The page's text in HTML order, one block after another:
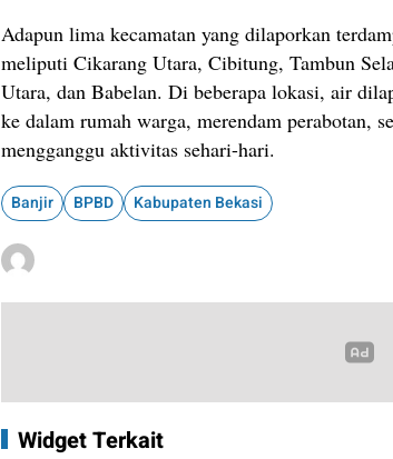
Adapun lima kecamatan yang dilaporkan
meliputi Cikarang Utara, Cibitung, Tambun
Utara, dan Babelan. Di beberapa lokasi, air
ke dalam rumah warga, merendam perabotan,
mengganggu aktivitas sehari-hari.
Banjir BPBD Kabupaten Bekasi
Widget Terkait